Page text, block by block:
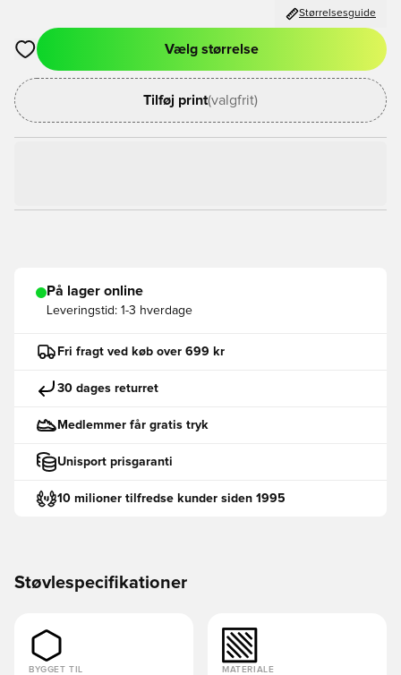
Størrelsesguide
Åbner en Modal til at logge ind eller tilmelde dig som medlem
Vælg størrelse
Tilføj print(valgfrit)
På lager online
Leveringstid: 1-3 hverdage
Fri fragt ved køb over 699 kr
30 dages returret
Medlemmer får gratis tryk
Unisport prisgaranti
10 milioner tilfredse kunder siden 1995
Støvlespecifikationer
BYGGET TIL MATERIALE